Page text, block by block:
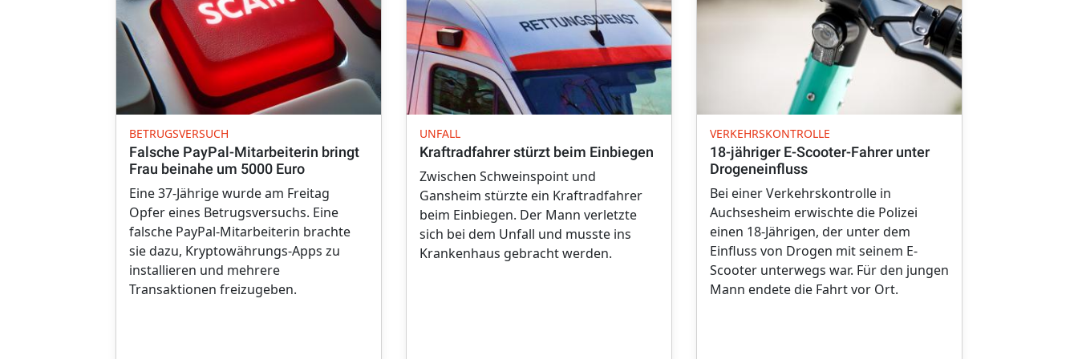
BETRUGSVERSUCH
Falsche PayPal-Mitarbeiterin bringt
Frau beinahe um 5000 Euro
Eine 37-Jährige wurde am Freitag
Opfer eines Betrugsversuchs. Eine
falsche PayPal-Mitarbeiterin brachte
sie dazu, Kryptowährungs-Apps zu
installieren und mehrere
Transaktionen freizugeben.
UNFALL
Kraftradfahrer stürzt beim Einbiegen
Zwischen Schweinspoint und
Gansheim stürzte ein Kraftradfahrer
beim Einbiegen. Der Mann verletzte
sich bei dem Unfall und musste ins
Krankenhaus gebracht werden.
VERKEHRSKONTROLLE
18-jähriger E-Scooter-Fahrer unter
Drogeneinfluss
Bei einer Verkehrskontrolle in
Auchsesheim erwischte die Polizei
einen 18-Jährigen, der unter dem
Einfluss von Drogen mit seinem E-
Scooter unterwegs war. Für den jungen
Mann endete die Fahrt vor Ort.